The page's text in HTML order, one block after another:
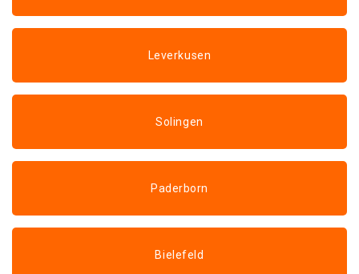
Leverkusen
Solingen
Paderborn
Bielefeld